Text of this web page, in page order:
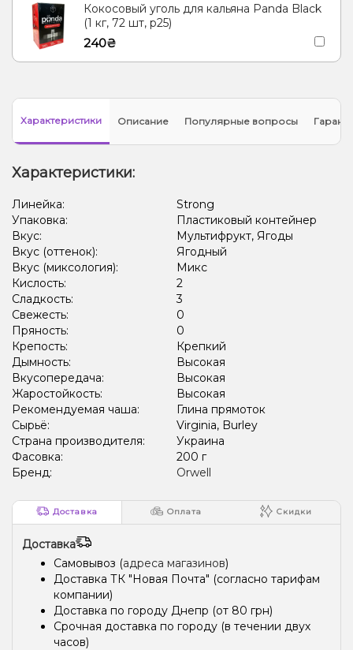
Кокосовый уголь для кальяна Panda Black
(1 кг, 72 шт, р25)
240₴
Характеристики Описание Популярные вопросы
Характеристики:
Линейка:
Strong
Упаковка:
Пластиковый контейнер
Вкус:
Мультифрукт, Ягоды
Вкус (оттенок):
Ягодный
Вкус (миксология):
Микс
Кислость:
2
Сладкость:
3
Свежесть:
0
Пряность:
0
Крепость:
Крепкий
Дымность:
Высокая
Вкусопередача:
Высокая
Жаростойкость:
Высокая
Рекомендуемая чаша:
Глина прямоток
Сырьё:
Virginia, Burley
Страна производителя:
Украина
Фасовка:
200 г
Бренд:
Orwell
Доставка Оплата Скидки
Доставка
Самовывоз (адреса магазинов)
Доставка ТК "Новая Почта" (согласно тарифам
компании)
Доставка по городу Днепр (от 80 грн)
Срочная доставка по городу (в течении двух
часов)